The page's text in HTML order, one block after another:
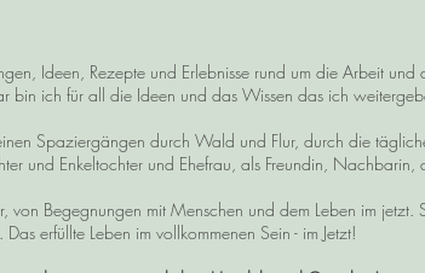
Ideen, Rezepte und Erlebnisse rund um die Arbeit und
bin ich für all die Ideen und das Wissen das ich
Spaziergängen durch Wald und Flur, durch die
und Enkeltochter und Ehefrau, als Freundin, Nachbarin,
Begegnungen mit Menschen und dem Leben im jetzt.
erfüllte Leben im vollkommenen Sein - im Jetzt!